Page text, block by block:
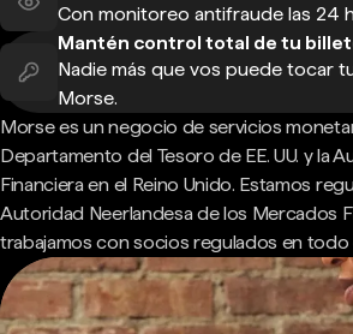
Con monitoreo antifraude las 24
Mantén control total de tu
Nadie más que vos puede tocar
Morse.
Morse es un negocio de servicios
Departamento del Tesoro de EE. UU. y la
Financiera en el Reino Unido. Estamos
Autoridad Neerlandesa de los Mercados
trabajamos con socios regulados en todo